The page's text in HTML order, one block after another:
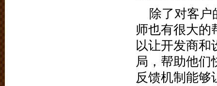
除了对客
师也有很大的
以让开发商和
局，帮助他们
反馈机制能够